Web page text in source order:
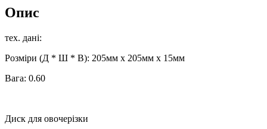
Опис
тех. дані:
Розміри (Д * Ш * В): 205мм x 205мм x 15мм
Вага: 0.60
Диск для овочерізки